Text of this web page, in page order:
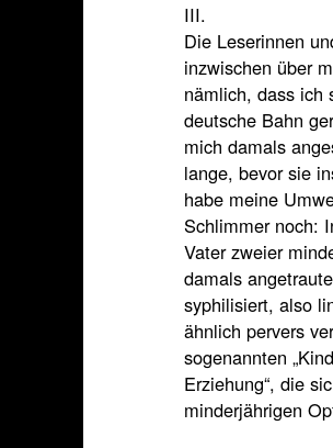
III.
Die Leserinnen
inzwischen über
nämlich, dass ich
deutsche Bahn
mich damals
lange, bevor sie
habe meine
Schlimmer noch:
Vater zweier
damals
syphilisiert, also
ähnlich pervers
sogenannten
Erziehung“, die
minderjährigen